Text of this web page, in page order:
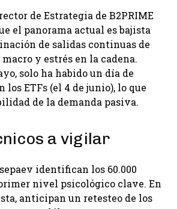
de Estrategia de B2PRIME
el panorama actual es bajista
de salidas continuas de
macro y estrés en la cadena.
solo ha habido un día de
los ETFs (el 4 de junio), lo que
de la demanda pasiva.
a vigilar
identifican los 60.000
nivel psicológico clave. En
anticipan un retesteo de los